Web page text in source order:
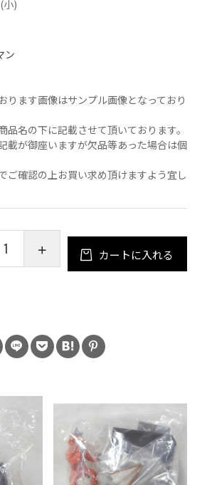
小)
ン
ります画像はサンプル画像となっており
品名の下に記載させて頂いております。
載が御座いますが欠品等あった場合は個
ご確認の上お買い求め頂けますよう宜し
カートに入れる